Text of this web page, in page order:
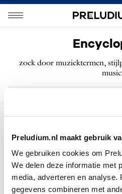
Preludium.nl maakt gebruik
We gebruiken cookies om
We delen deze informatie met
media, adverteren en analyse.
gegevens combineren met
zoek door muziektermen,
Geen resultaten